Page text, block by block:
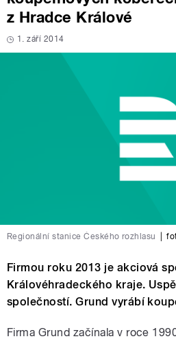
z Hradce Králové
1. září 2014
Regionální stanice Českého rozhlasu
Firmou roku 2013 je akciová
Královéhradeckého kraje.
společností. Grund vyrábí
Firma Grund začínala v roce